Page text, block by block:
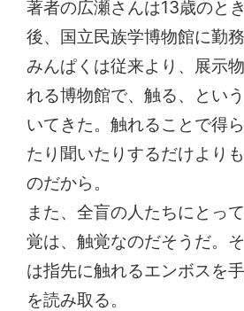
著者の広瀬さんは13歳のと
後、国立民族学博物館に勤
みんぱくは従来より、展示
れる博物館で、触る、とい
いてきた。触れることで得
たり聞いたりするだけより
のだから。
また、全盲の人たちにとっ
覚は、触覚なのだそうだ。
は指先に触れるエンボスを
を読み取る。